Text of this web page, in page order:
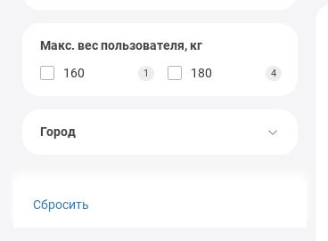
OMA Fitness
Schwinn +2
Sportop
Макс. вес пользователя, кг
160
1 180 4
Город
Сбросить